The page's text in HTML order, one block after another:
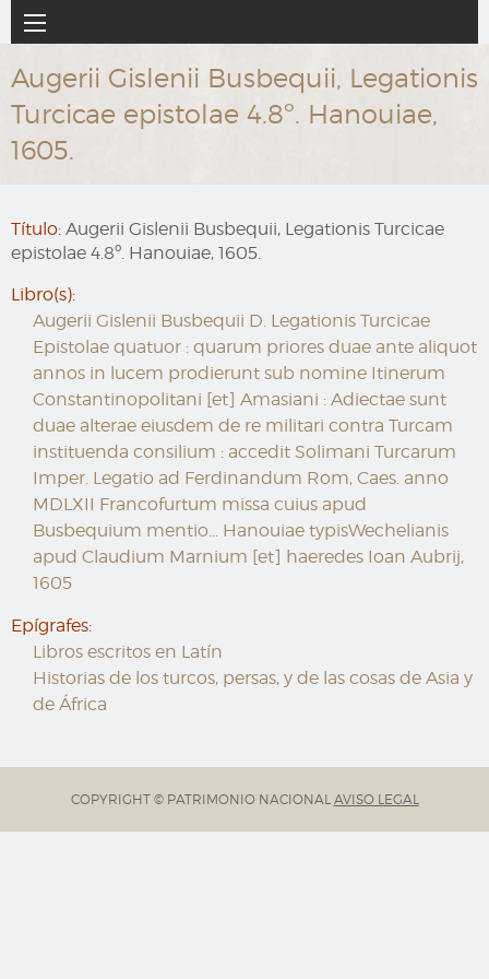
al
contenido
principal
Navegación
principal
Augerii Gislenii Busbequii, Legationis
Turcicae epistolae 4.8º. Hanouiae,
1605.
Título: Augerii Gislenii Busbequii, Legationis Turcicae
epistolae 4.8º. Hanouiae, 1605.
Libro(s):
Augerii Gislenii Busbequii D. Legationis Turcicae
Epistolae quatuor : quarum priores duae ante aliquot
annos in lucem prodierunt sub nomine Itinerum
Constantinopolitani [et] Amasiani : Adiectae sunt
duae alterae eiusdem de re militari contra Turcam
instituenda consilium : accedit Solimani Turcarum
Imper. Legatio ad Ferdinandum Rom, Caes. anno
MDLXII Francofurtum missa cuius apud
Busbequium mentio... Hanouiae typisWechelianis
apud Claudium Marnium [et] haeredes Ioan Aubrij,
1605
Epígrafes:
Libros escritos en Latín
Historias de los turcos, persas, y de las cosas de Asia y
de África
COPYRIGHT © PATRIMONIO NACIONAL AVISO LEGAL